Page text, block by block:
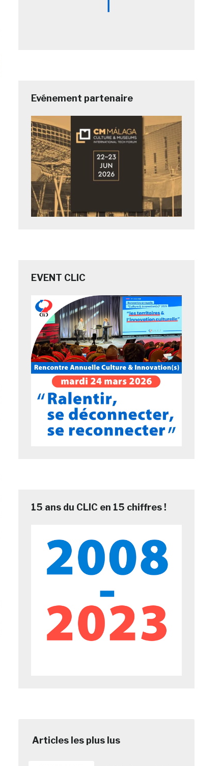
Evénement partenaire
EVENT CLIC
15 ans du CLIC en 15 chiffres !